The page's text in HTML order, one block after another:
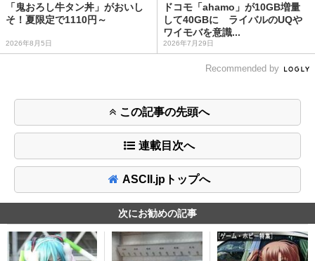
「鬼おろし牛タン丼」がおいし
そ！夏限定で1110円～
2026年8月5日
ドコモ「ahamo」が10GB増量
して40GBに ライバルのUQや
ワイモバを意識...
2026年7月29日
Recommended by
この記事の先頭へ
連載目次へ
ASCII.jpトップへ
次にお勧めの記事